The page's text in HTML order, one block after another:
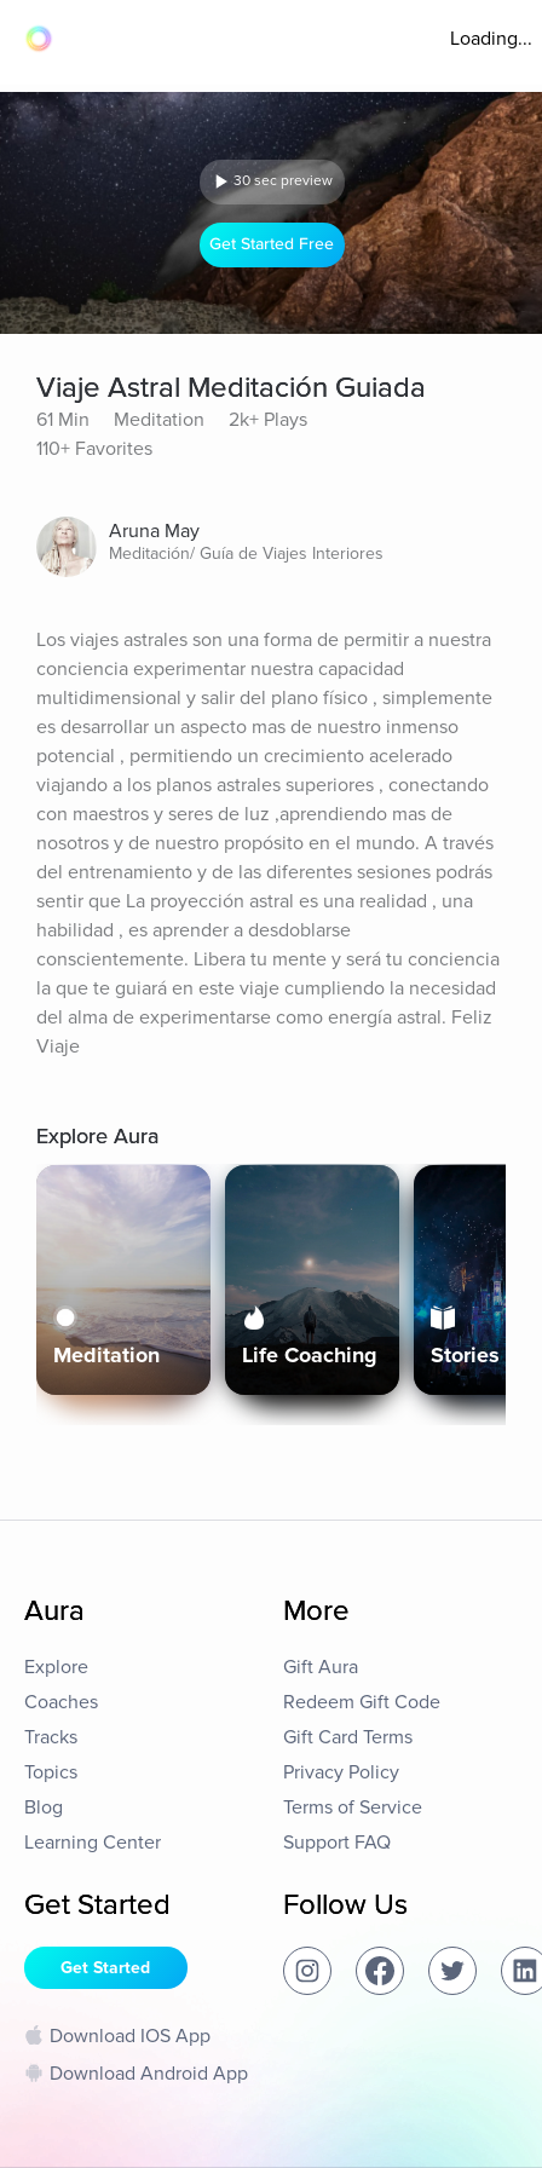
Loading...
30 sec preview
Get Started Free
Viaje Astral Meditación Guiada
61 Min Meditation
2k+ Plays
110+ Favorites
Aruna May
Meditación/ Guía de Viajes Interiores
Los viajes astrales son una forma de permitir a nuestra
conciencia experimentar nuestra capacidad
multidimensional y salir del plano físico , simplemente
es desarrollar un aspecto mas de nuestro inmenso
potencial , permitiendo un crecimiento acelerado
viajando a los planos astrales superiores , conectando
con maestros y seres de luz ,aprendiendo mas de
nosotros y de nuestro propósito en el mundo. A través
del entrenamiento y de las diferentes sesiones podrás
sentir que La proyección astral es una realidad , una
habilidad , es aprender a desdoblarse
conscientemente. Libera tu mente y será tu conciencia
la que te guiará en este viaje cumpliendo la necesidad
del alma de experimentarse como energía astral. Feliz
Viaje
Explore Aura
Meditation Life Coaching Stories
Aura
Explore
Coaches
Tracks
Topics
Blog
Learning Center
More
Gift Aura
Redeem Gift Code
Gift Card Terms
Privacy Policy
Terms of Service
Support FAQ
Get Started
Get Started
Download IOS App
Download Android App
Follow Us